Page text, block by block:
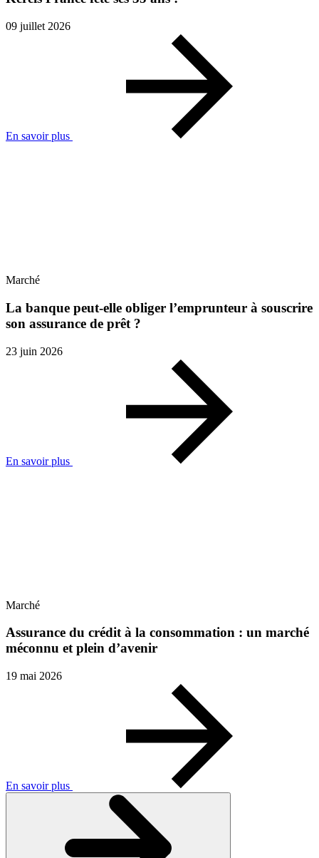
09 juillet 2026
En savoir plus
Marché
La banque peut-elle obliger l’emprunteur à souscrire
son assurance de prêt ?
23 juin 2026
En savoir plus
Marché
Assurance du crédit à la consommation : un marché
méconnu et plein d’avenir
19 mai 2026
En savoir plus